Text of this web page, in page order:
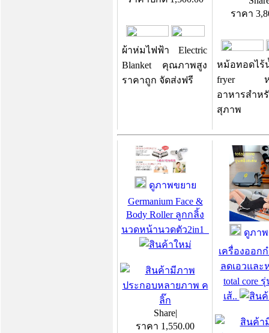
ผ้าห่มไฟฟ้า Electric
Blanket คุณภาพสูง
ราคาถูก จัดส่งฟรี
ราคา
หม้อทอดไร้
fryer ห
อาหารสำห
สุภาพ
ดูภาพขยาย
Germanium Face &
Body Roller ลูกกลิ้ง
นวดหน้านวดตัว2in1
Share|
ราคา 1,550.00
ดูภา
เครื่องออก
ลดเอวและ
total core
เส้..